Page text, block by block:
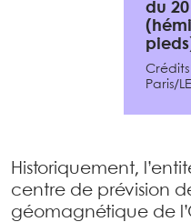
du
Paris/
Historiquement,
centre de prévision
géomagnétique de